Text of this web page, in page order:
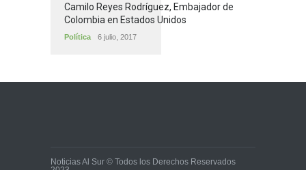
Camilo Reyes Rodríguez, Embajador de
Colombia en Estados Unidos
Política 6 julio, 2017
Noticias Al Sur © Todos los Derechos Reservados